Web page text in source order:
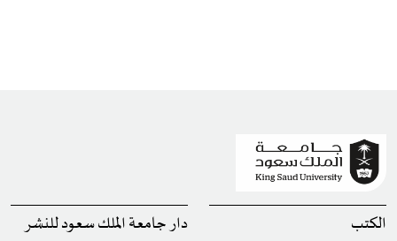
الكتب دار جامعة الملك سعود للنشر